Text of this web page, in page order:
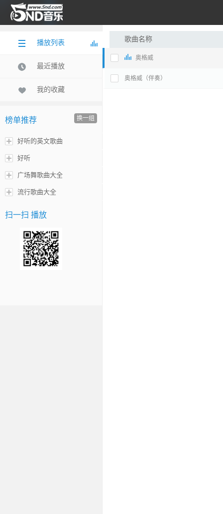
播放列表
最近播放
我的收藏
榜单推荐 换一组
好听的英文歌曲
好听
广场舞歌曲大全
流行歌曲大全
扫一扫 播放
歌曲名称
奥格威
奥格威（伴奏）